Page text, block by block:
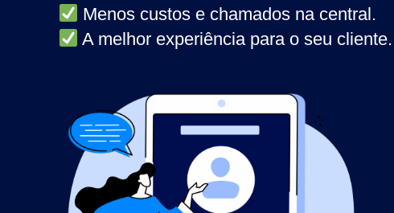
Menos custos e chamados na central.
A melhor experiência para o seu cliente.